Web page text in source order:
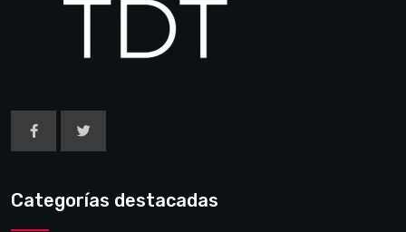
Categorías destacadas